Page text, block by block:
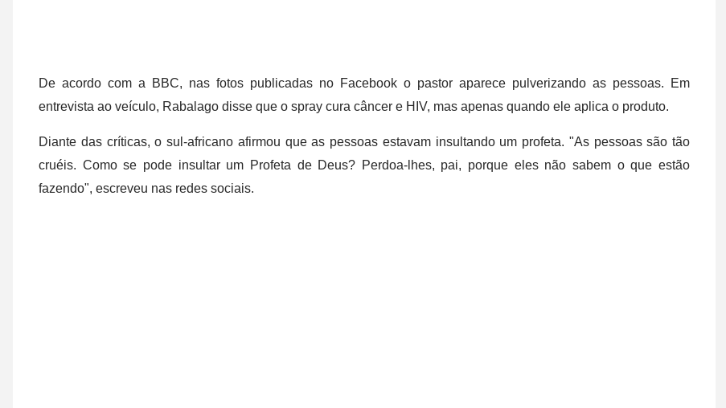
De acordo com a BBC, nas fotos publicadas no Facebook o pastor aparece pulverizando as pessoas. Em
entrevista ao veículo, Rabalago disse que o spray cura câncer e HIV, mas apenas quando ele aplica o produto.
Diante das críticas, o sul-africano afirmou que as pessoas estavam insultando um profeta. "As pessoas são tão
cruéis. Como se pode insultar um Profeta de Deus? Perdoa-lhes, pai, porque eles não sabem o que estão
fazendo", escreveu nas redes sociais.